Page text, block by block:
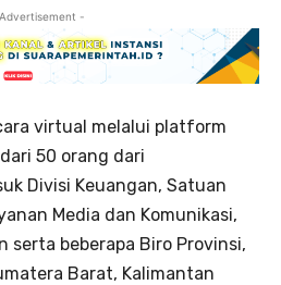
-
virtual melalui platform
50 orang dari
Divisi Keuangan, Satuan
Media dan Komunikasi,
serta beberapa Biro Provinsi,
Barat, Kalimantan